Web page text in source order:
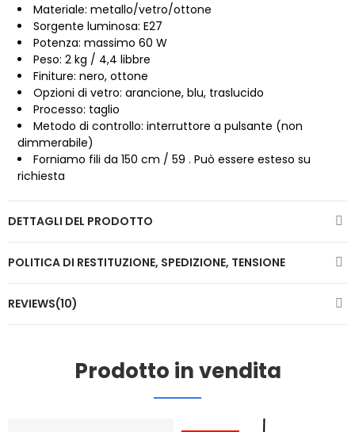
Materiale: metallo/vetro/ottone
Sorgente luminosa: E27
Potenza: massimo 60 W
Peso: 2 kg / 4,4 libbre
Finiture: nero, ottone
Opzioni di vetro: arancione, blu, traslucido
Processo: taglio
Metodo di controllo: interruttore a pulsante (non
dimmerabile)
Forniamo fili da 150 cm / 59 . Può essere esteso su
richiesta
DETTAGLI DEL PRODOTTO
POLITICA DI RESTITUZIONE, SPEDIZIONE, TENSIONE
REVIEWS(10)
Prodotto in vendita